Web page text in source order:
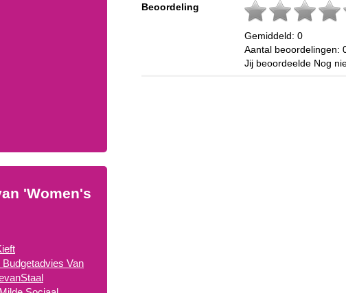
'Women's
Budgetadvies Van
Beoordeling
Gemiddeld:0
Aantal beoordelingen:
Jij beoordeelde Nog